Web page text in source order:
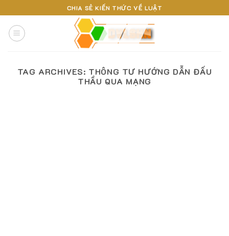
to
content
CHIA SẺ KIẾN THỨC VỀ LUẬT
TAG ARCHIVES: THÔNG TƯ HƯỚNG DẪN ĐẤU
THẦU QUA MẠNG